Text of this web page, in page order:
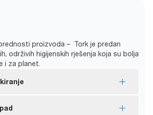
proizvoda – Tork je predan
održivih higijenskih rješenja koja su bolja
i za planet.
ponovna punjenja – izrađeno od